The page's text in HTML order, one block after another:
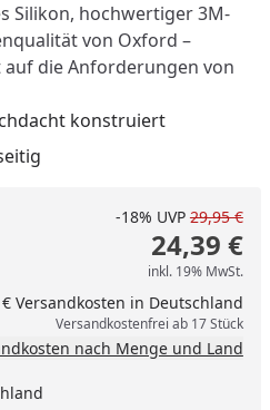
Silikon, hochwertiger 3M-
von Oxford –
die Anforderungen von
konstruiert
erhöhen
-18% UVP 29,95 €
24,39 €
inkl. 19% MwSt.
Versandkosten in Deutschland
Versandkostenfrei ab 17 Stück
nach Menge und Land